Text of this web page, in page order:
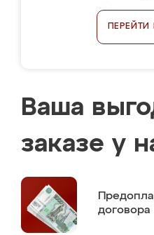
ПЕРЕЙТИ
Ваша
заказе у
договора